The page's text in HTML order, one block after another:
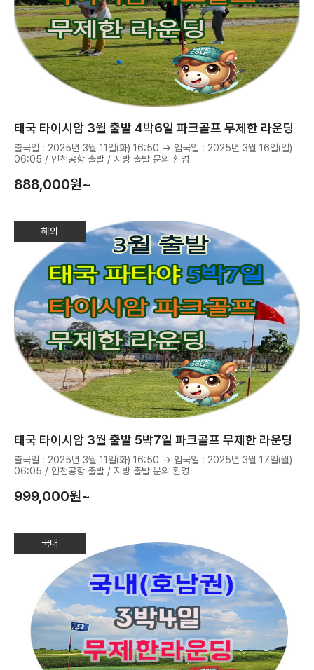
태국 타이시암 3월 출발 4박6일 파크골프 무제한 라운딩
출국일 : 2025년 3월 11일(화) 16:50 → 입국일 : 2025년 3월 16일(일)
06:05 / 인천공항 출발 / 지방 출발 문의 환영
888,000원~
해외
태국 타이시암 3월 출발 5박7일 파크골프 무제한 라운딩
출국일 : 2025년 3월 11일(화) 16:50 → 입국일 : 2025년 3월 17일(월)
06:05 / 인천공항 출발 / 지방 출발 문의 환영
999,000원~
국내